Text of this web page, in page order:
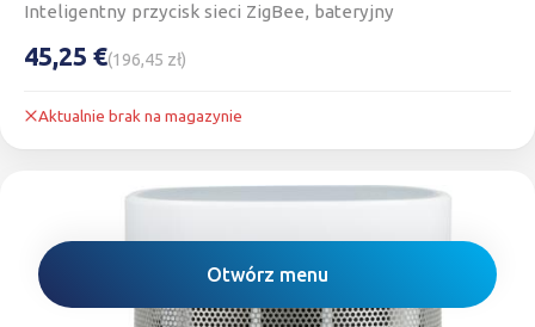
Inteligentny przycisk sieci ZigBee, bateryjny
45,25 €(196,45 zł)
Aktualnie brak na magazynie
Otwórz menu